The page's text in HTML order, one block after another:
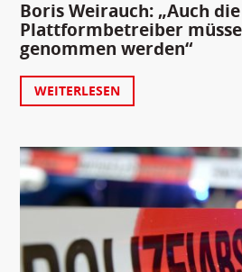
Boris Weirauch: „Auch die
Plattformbetreiber
genommen werden“
WEITERLESEN